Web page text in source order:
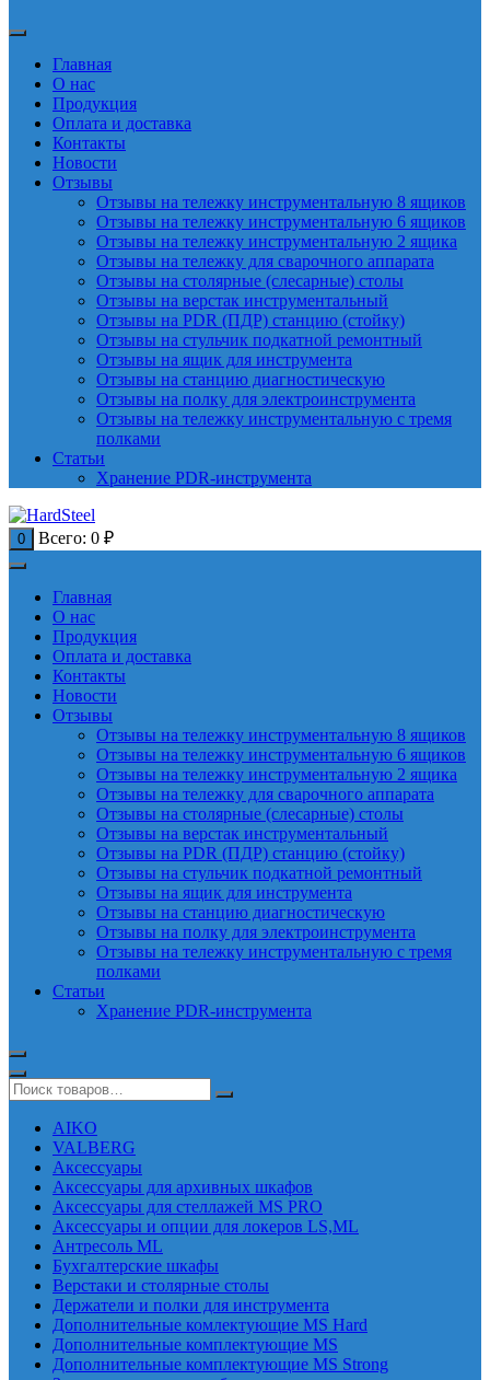
Главная
О нас
Продукция
Оплата и доставка
Контакты
Новости
Отзывы
Отзывы на тележку инструментальную 8 ящиков
Отзывы на тележку инструментальную 6 ящиков
Отзывы на тележку инструментальную 2 ящика
Отзывы на тележку для сварочного аппарата
Отзывы на столярные (слесарные) столы
Отзывы на верстак инструментальный
Отзывы на PDR (ПДР) станцию (стойку)
Отзывы на стульчик подкатной ремонтный
Отзывы на ящик для инструмента
Отзывы на станцию диагностическую
Отзывы на полку для электроинструмента
Отзывы на тележку инструментальную с тремя
полками
Статьи
Хранение PDR-инструмента
0 Всего: 0 ₽
Главная
О нас
Продукция
Оплата и доставка
Контакты
Новости
Отзывы
Отзывы на тележку инструментальную 8 ящиков
Отзывы на тележку инструментальную 6 ящиков
Отзывы на тележку инструментальную 2 ящика
Отзывы на тележку для сварочного аппарата
Отзывы на столярные (слесарные) столы
Отзывы на верстак инструментальный
Отзывы на PDR (ПДР) станцию (стойку)
Отзывы на стульчик подкатной ремонтный
Отзывы на ящик для инструмента
Отзывы на станцию диагностическую
Отзывы на полку для электроинструмента
Отзывы на тележку инструментальную с тремя
полками
Статьи
Хранение PDR-инструмента
AIKO
VALBERG
Аксессуары
Аксессуары для архивных шкафов
Аксессуары для стеллажей MS PRO
Аксессуары и опции для локеров LS,ML
Антресоль ML
Бухгалтерские шкафы
Верстаки и столярные столы
Держатели и полки для инструмента
Дополнительные комлектующие MS Hard
Дополнительные комплектующие MS
Дополнительные комплектующие MS Strong